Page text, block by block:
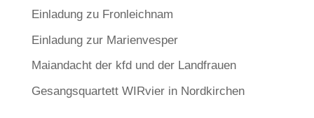
Einladung zu Fronleichnam
Einladung zur Marienvesper
Maiandacht der kfd und der Landfrauen
Gesangsquartett WIRvier in Nordkirchen